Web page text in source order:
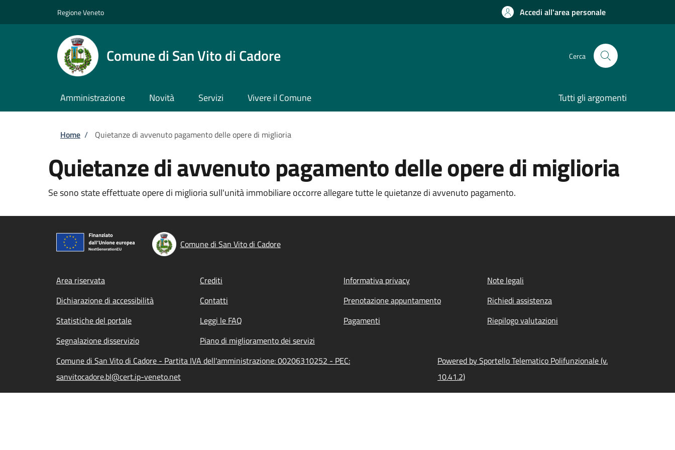
Regione Veneto Accedi all'area personale
Comune di San Vito di Cadore Cerca
Amministrazione Novità Servizi Vivere il Comune Tutti gli argomenti
Briciole di pane
Home / Quietanze di avvenuto pagamento delle opere di miglioria
Quietanze di avvenuto pagamento delle opere di miglioria
Se sono state effettuate opere di miglioria sull'unità immobiliare occorre allegare tutte le quietanze di avvenuto pagamento.
Comune di San Vito di Cadore
Footer menu
Area riservata Crediti Informativa privacy
Note legali
Dichiarazione di accessibilità
Contatti Prenotazione appuntamento
Richiedi assistenza
Statistiche del portale
Leggi le FAQ Pagamenti
Riepilogo valutazioni
Segnalazione disservizio
Piano di miglioramento dei servizi
Comune di San Vito di Cadore - Partita IVA dell'amministrazione: 00206310252 - PEC:
sanvitocadore.bl@cert.ip-veneto.net
Powered by Sportello Telematico Polifunzionale (v.
10.41.2)